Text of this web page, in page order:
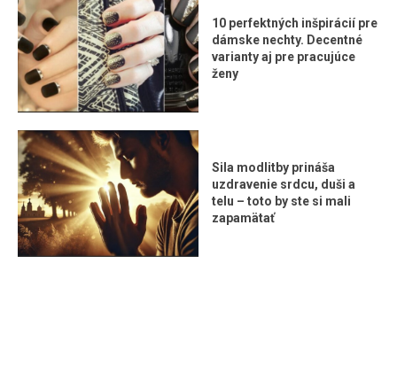
10 perfektných inšpirácií pre
dámske nechty. Decentné
varianty aj pre pracujúce
ženy
Sila modlitby prináša
uzdravenie srdcu, duši a
telu – toto by ste si mali
zapamätať